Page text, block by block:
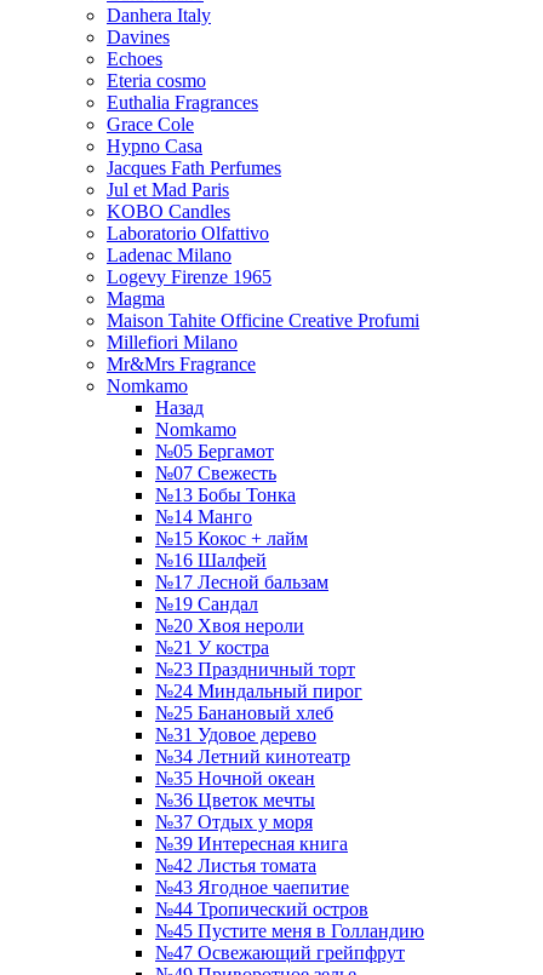
Danhera Italy
Davines
Echoes
Eteria cosmo
Euthalia Fragrances
Grace Cole
Hypno Casa
Jacques Fath Perfumes
Jul et Mad Paris
KOBO Candles
Laboratorio Olfattivo
Ladenac Milano
Logevy Firenze 1965
Magma
Maison Tahite Officine Creative Profumi
Millefiori Milano
Mr&Mrs Fragrance
Nomkamo
Назад
Nomkamo
№05 Бергамот
№07 Свежесть
№13 Бобы Тонка
№14 Манго
№15 Кокос + лайм
№16 Шалфей
№17 Лесной бальзам
№19 Сандал
№20 Хвоя нероли
№21 У костра
№23 Праздничный торт
№24 Миндальный пирог
№25 Банановый хлеб
№31 Удовое дерево
№34 Летний кинотеатр
№35 Ночной океан
№36 Цветок мечты
№37 Отдых у моря
№39 Интересная книга
№42 Листья томата
№43 Ягодное чаепитие
№44 Тропический остров
№45 Пустите меня в Голландию
№47 Освежающий грейпфрут